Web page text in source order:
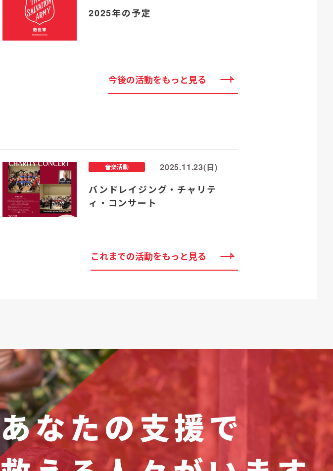
2025年の予定
今後の活動をもっと見る
バンドレイジング・チャリテ
ィ・コンサート
音楽活動 2025.11.23(日)
これまでの活動をもっと見る
あなたの支援で